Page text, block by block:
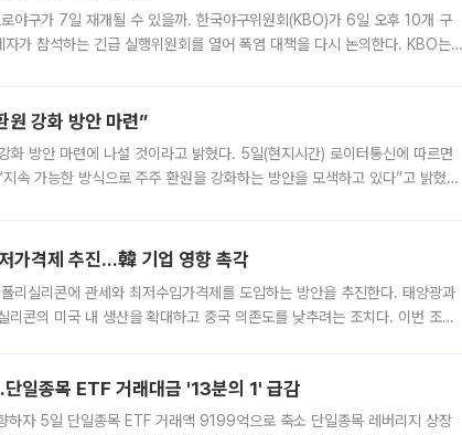
야구가 7일 재개될 수 있을까. 한국야구위원회(KBO)가 6일 오후 10개 구
자가 참석하는 긴급 실행위원회를 열어 폭염 대책을 다시 논의한다. KBO는
원 강화 방안 마련”
설 것이라고 밝혔다. 5일(현지시간) 로이터통신에 따르면
속 가능한 방식으로 주주 환원을 강화하는 방안을 모색하고 있다”고 밝혔다.
가격제 추진…韓 기업 영향 촉각
리실리콘에 관세와 최저수입가격제를 도입하는 방안을 추진한다. 태양광과
리콘의 미국 내 생산을 확대하고 중국 의존도를 낮추려는 조치다. 이번 조처
일종목 ETF 거래대금 '13분의 1' 급감
자 5일 단일종목 ETF 거래액 9199억으로 축소 단일종목 레버리지 상장